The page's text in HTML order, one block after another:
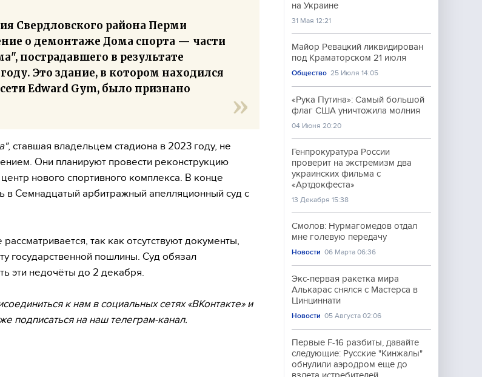
Свердловского района Перми
о демонтаже Дома спорта — части
пострадавшего в результате
Это здание, в котором находился
Edward Gym, было признано
, ставшая владельцем стадиона в 2023 году, не
Они планируют провести реконструкцию
нового спортивного комплекса. В конце
в Семнадцатый арбитражный апелляционный суд с
так как отсутствуют документы,
государственной пошлины. Суд обязал
эти недочёты до 2 декабря.
к нам в социальных сетях «ВКонтакте» и
подписаться на наш телеграм-канал.
на Украине
31 Мая 12:21
Майор Ревацкий ликвидирован
под Краматорском 21 июля
Общество 25 Июля 14:05
«Рука Путина»: Самый большой
флаг США уничтожила молния
04 Июня 20:20
Генпрокуратура России
проверит на экстремизм два
украинских фильма с
«Артдокфеста»
13 Декабря 15:38
Смолов: Нурмагомедов отдал
мне голевую передачу
Новости 06 Марта 06:36
Экс-первая ракетка мира
Алькарас снялся с Мастерса в
Цинциннати
Новости 05 Августа 02:06
Первые F-16 разбиты, давайте
следующие: Русские "Кинжалы"
обнулили аэродром ещё до